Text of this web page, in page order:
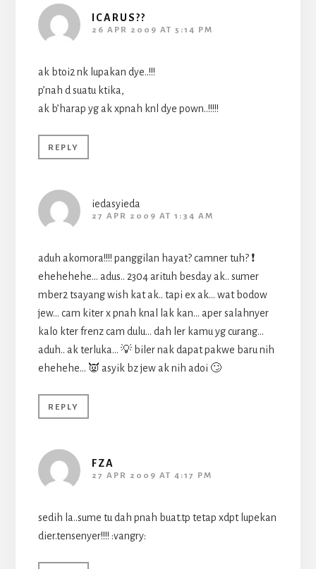
ICARUS??
26 APR 2009 AT 5:14 PM
ak btoi2 nk lupakan dye..!!!
p’nah d suatu ktika,
ak b’harap yg ak xpnah knl dye pown..!!!!!
REPLY
iedasyieda
27 APR 2009 AT 1:34 AM
aduh akomora!!!! panggilan hayat? camner tuh? ❗
ehehehehe… adus.. 2304 arituh besday ak.. sumer
mber2 tsayang wish kat ak.. tapi ex ak… wat bodow
jew… cam kiter x pnah knal lak kan… aper salahnyer
kalo kter frenz cam dulu… dah ler kamu yg curang…
aduh.. ak terluka… 💡 biler nak dapat pakwe baru nih
ehehehe… 👿 asyik bz jew ak nih adoi 🙄
REPLY
FZA
27 APR 2009 AT 4:17 PM
sedih la..sume tu dah pnah buat.tp tetap xdpt lupekan
dier.tensenyer!!!! :vangry: